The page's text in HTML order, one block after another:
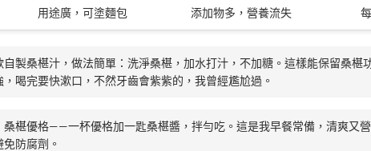
用途廣，可塗麵包 添加物多，營養流失
自製桑椹汁，做法簡單：洗淨桑椹，加水打汁，不加糖。這樣能保留桑椹
，喝完要快漱口，不然牙齒會紫紫的，我曾經尷尬過。
桑椹優格——一杯優格加一匙桑椹醬，拌勻吃。這是我早餐常備，清爽又
防腐劑。